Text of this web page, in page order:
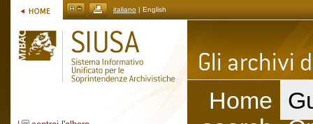
italiano | English
Home